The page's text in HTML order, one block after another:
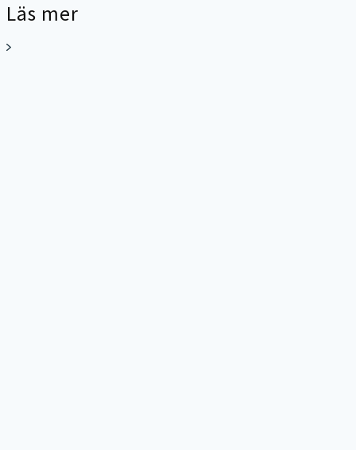
Läs mer